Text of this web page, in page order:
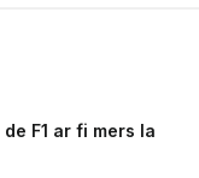
F1 ar fi mers la